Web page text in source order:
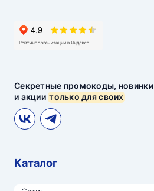
Секретные промокоды, новинки
и акциитолько для своих
Каталог